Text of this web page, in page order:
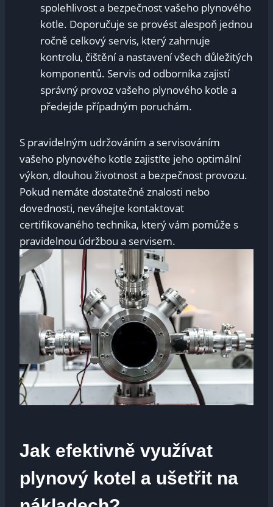
‌spolehlivost a bezpečnost vašeho plynového
kotle. Doporučuje ⁤se provést ⁣alespoň jednou‍
ročně celkový servis, ​který zahrnuje
kontrolu, čištění a ‍nastavení ‌všech důležitých
komponentů. Servis od ‍odborníka zajistí
správný provoz vašeho plynového kotle a
předejde případným poruchám.
S⁤ pravidelným udržováním a servisováním
vašeho plynového kotle zajistíte jeho optimální
výkon, dlouhou⁢ životnost a bezpečnost provozu.
⁣Pokud nemáte dostatečné znalosti nebo
dovednosti,​ neváhejte⁤ kontaktovat
certifikovaného technika, který vám pomůže s
pravidelnou údržbou a ‌servisem.
Jak efektivně využívat
plynový kotel⁢ a ‍ušetřit⁤ na⁢